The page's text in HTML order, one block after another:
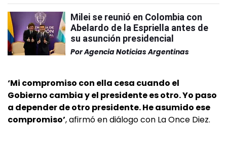
Milei se reunió en Colombia con
Abelardo de la Espriella antes de
su asunción presidencial
PorAgencia Noticias Argentinas
‘Mi compromiso con ella cesa cuando el
Gobierno cambia y el presidente es otro. Yo paso
a depender de otro presidente. He asumido ese
compromiso’, afirmó en diálogo con La Once Diez.